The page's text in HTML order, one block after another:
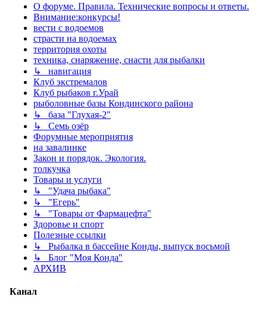
О форуме. Правила. Технические вопросы и ответы.
Внимание:конкурсы!
вести с водоемов
страсти на водоемах
территория охоты
техника, снаряжение, снасти для рыбалки
↳ навигация
Клуб экстремалов
Клуб рыбаков г.Урай
рыболовные базы Кондинского района
↳ база "Глухая-2"
↳ Семь озёр
Форумные мероприятия
на завалинке
Закон и порядок. Экология.
толкучка
Товары и услуги
↳ "Удача рыбака"
↳ "Егерь"
↳ "Товары от Фармацефта"
Здоровье и спорт
Полезные ссылки
↳ Рыбалка в бассейне Конды, выпуск восьмой
↳ Блог "Моя Конда"
АРХИВ
Канал